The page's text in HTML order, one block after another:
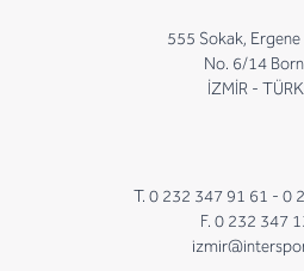
555 Sokak, Ergene
No. 6/14
İZMİR -
T. 0 232 347 91 61 - 0
F. 0 232 347